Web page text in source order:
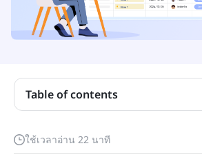
ใช้เวลาอ่าน 22 นาที
Table of contents
ฐานข้อมูลการติดต่อแบบ B2B คืออะไร